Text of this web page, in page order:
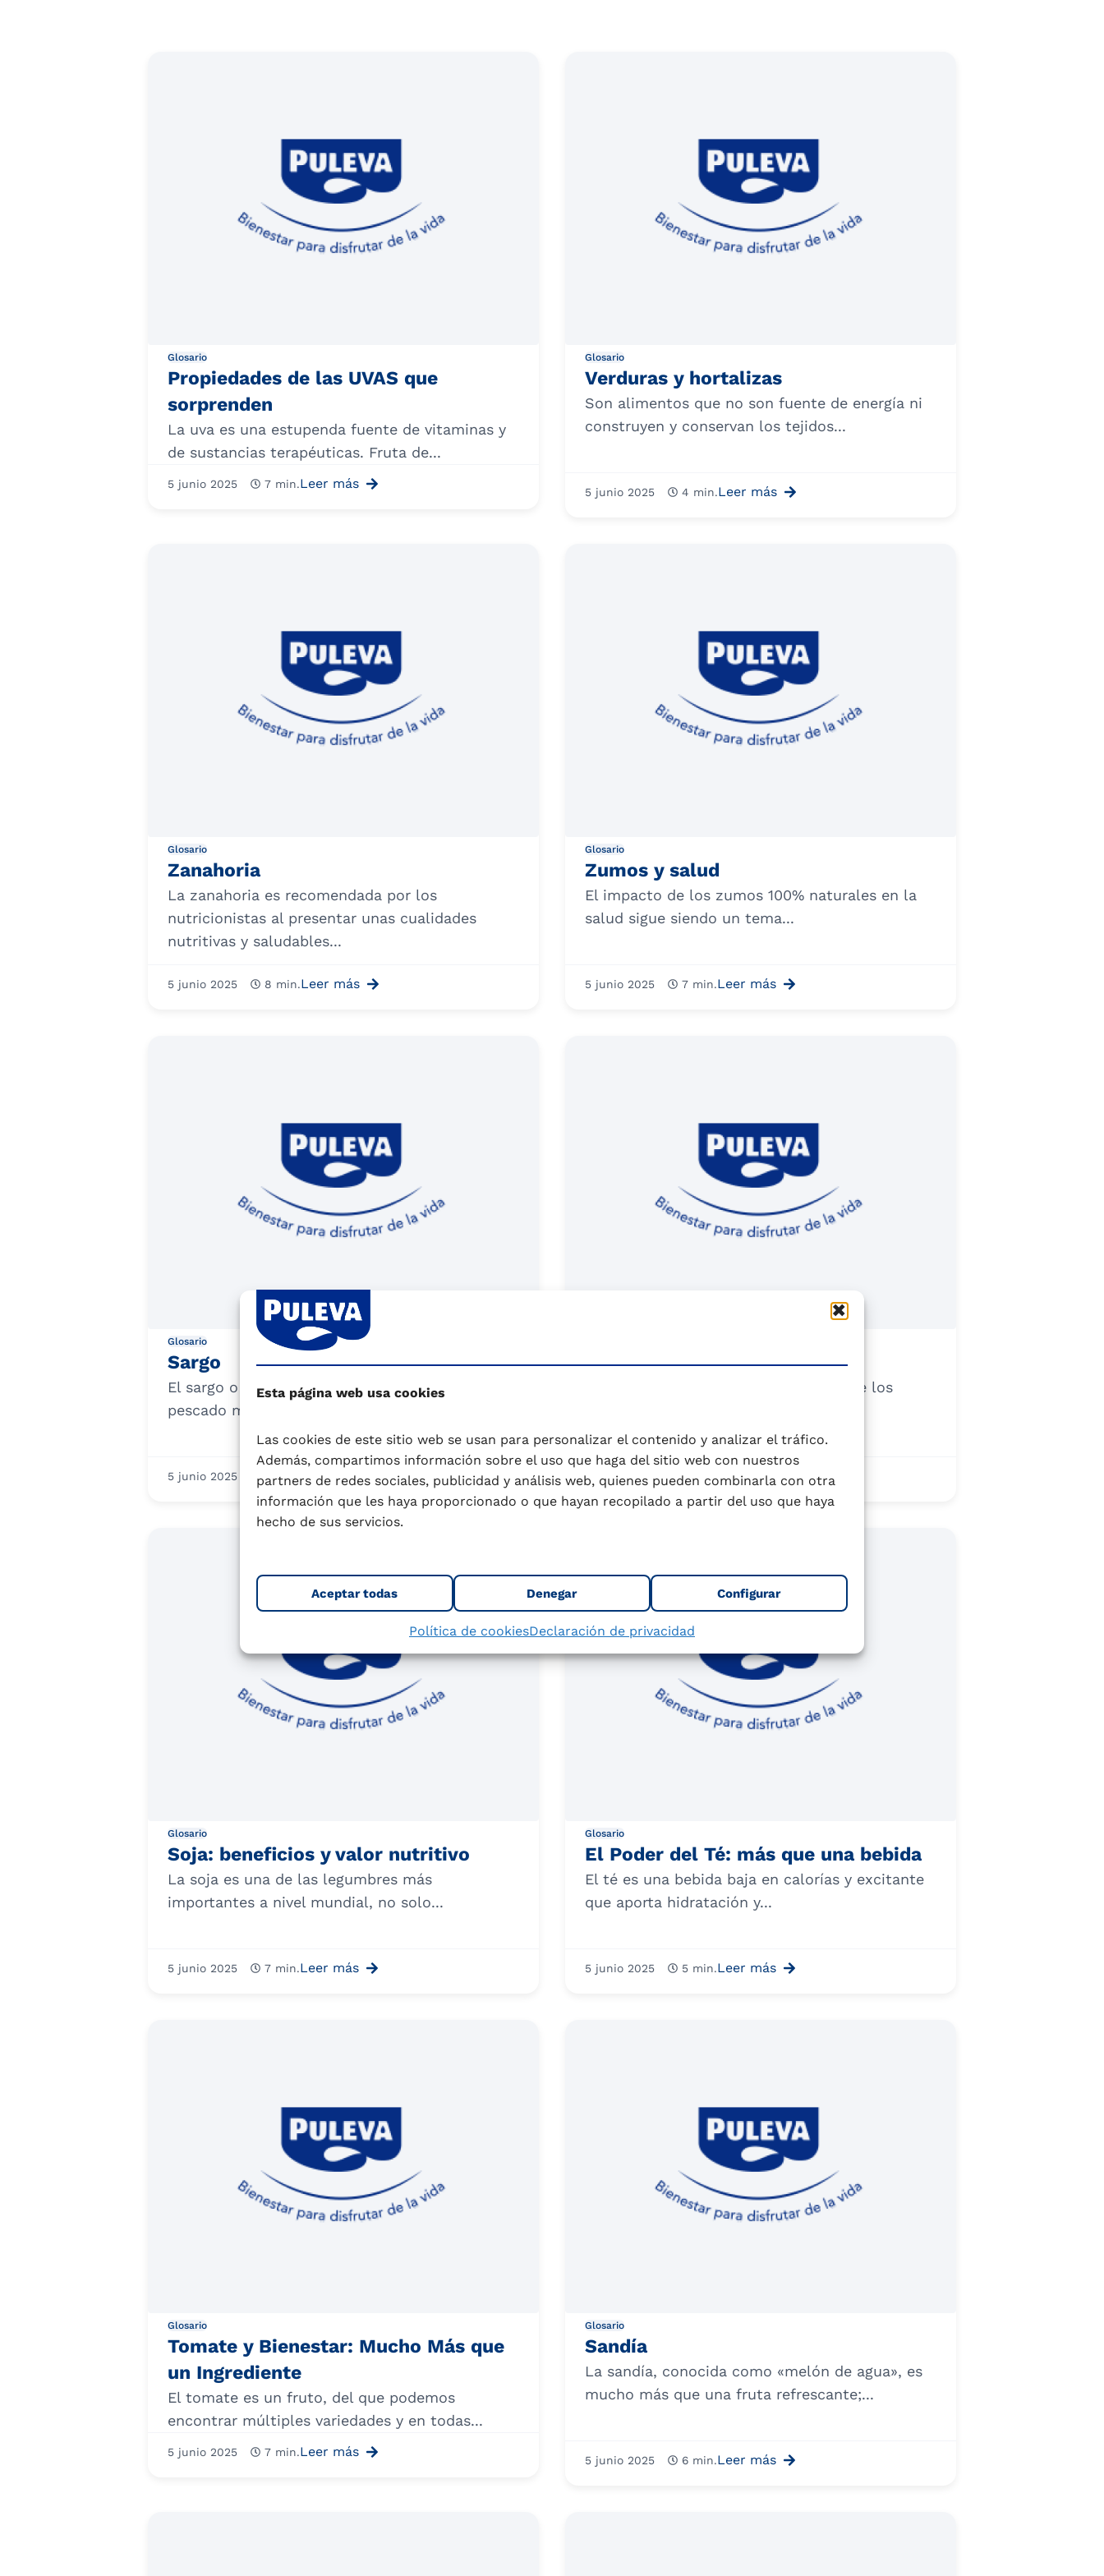
Esta página web usa cookies
Las cookies de este sitio web se usan para personalizar el contenido y analizar el tráfico.
Además, compartimos información sobre el uso que haga del sitio web con nuestros
partners de redes sociales, publicidad y análisis web, quienes pueden combinarla con otra
información que les haya proporcionado o que hayan recopilado a partir del uso que haya
hecho de sus servicios.
Aceptar todas Denegar Configurar
Política de cookiesDeclaración de privacidad
Glosario
Propiedades de las UVAS que
sorprenden
La uva es una estupenda fuente de vitaminas y
de sustancias terapéuticas. Fruta de...
5 junio 2025 7 min.Leer más
Glosario
Verduras y hortalizas
Son alimentos que no son fuente de energía ni
construyen y conservan los tejidos...
5 junio 2025 4 min.Leer más
Glosario
Zanahoria
La zanahoria es recomendada por los
nutricionistas al presentar unas cualidades
nutritivas y saludables...
5 junio 2025 8 min.Leer más
Glosario
Zumos y salud
El impacto de los zumos 100% naturales en la
salud sigue siendo un tema...
5 junio 2025 7 min.Leer más
Glosario
Sargo
El sargo o charrán (Diplodus sargus) es un
pescado muy apreciado por su sabor,...
5 junio 2025 4 min.Leer más
Setas
Las setas forman parte de la familia de los
5 junio 2025 6 min.Leer más
Glosario
Soja: beneficios y valor nutritivo
La soja es una de las legumbres más
importantes a nivel mundial, no solo...
5 junio 2025 7 min.Leer más
Glosario
El Poder del Té: más que una bebida
El té es una bebida baja en calorías y excitante
que aporta hidratación y...
5 junio 2025 5 min.Leer más
Glosario
Tomate y Bienestar: Mucho Más que
un Ingrediente
El tomate es un fruto, del que podemos
encontrar múltiples variedades y en todas...
5 junio 2025 7 min.Leer más
Glosario
Sandía
La sandía, conocida como «melón de agua», es
mucho más que una fruta refrescante;...
5 junio 2025 6 min.Leer más